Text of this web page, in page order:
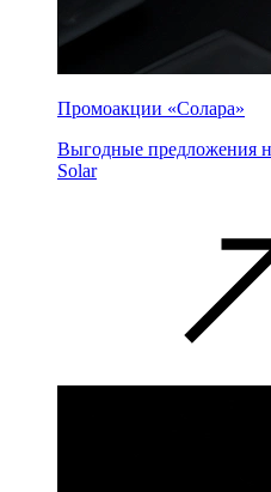
Промоакции «Солара»
Выгодные предложения
Solar